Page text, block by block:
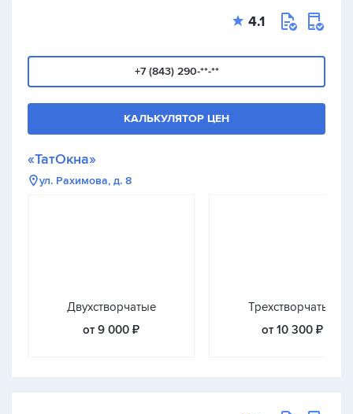
4.1
+7 (843) 290-**-**
КАЛЬКУЛЯТОР ЦЕН
«ТатОкна»
ул. Рахимова, д. 8
Двухстворчатые
от 9 000 ₽
Трехстворчатые
от 10 300 ₽